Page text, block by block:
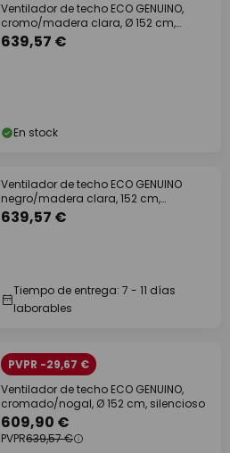
Ventilador de techo ECO GENUINO,
cromo/madera clara, Ø 152 cm,
silencioso
639,57 €
En stock
Ventilador de techo ECO GENUINO
negro/madera clara, 152 cm,
silencioso
639,57 €
Tiempo de entrega: 7 - 11 días
laborables
PVPR -29,67 €
Ventilador de techo ECO GENUINO,
cromado/nogal, Ø 152 cm, silencioso
609,90 €
PVPR639,57 €